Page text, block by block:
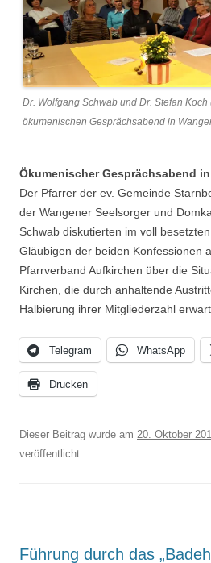
Dr. Wolfgang Schwab und Dr. Stefan
ökumenischen Gesprächsabend in
Ökumenischer Gesprächsabend
Der Pfarrer der ev. Gemeinde
der Wangener Seelsorger und
Schwab diskutierten im voll
Gläubigen der beiden Konfessionen
Pfarrverband Aufkirchen über die
Kirchen, die durch anhaltende
Halbierung ihrer Mitgliederzahl
Telegram WhatsApp
Drucken
Dieser Beitrag wurde am 20. Oktober
veröffentlicht.
Führung durch das